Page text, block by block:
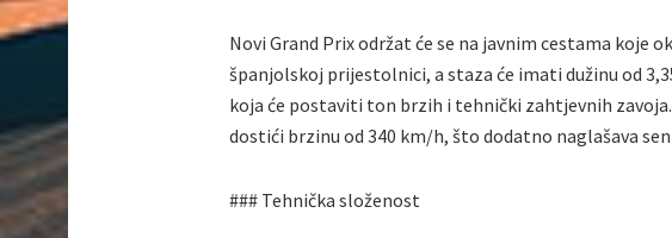
Novi Grand Prix održat će se na javnim cestama koje
španjolskoj prijestolnici, a staza će imati dužinu od
koja će postaviti ton brzih i tehnički zahtjevnih
dostići brzinu od 340 km/h, što dodatno naglašava
### Tehnička složenost